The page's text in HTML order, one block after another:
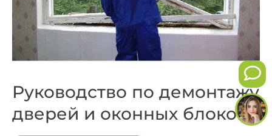
Руководство по демонтажу
дверей и оконных блоков